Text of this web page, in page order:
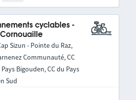
cyclables -
Sizun - Pointe du Raz,
Communauté, CC
Bigouden, CC du Pays
Sud